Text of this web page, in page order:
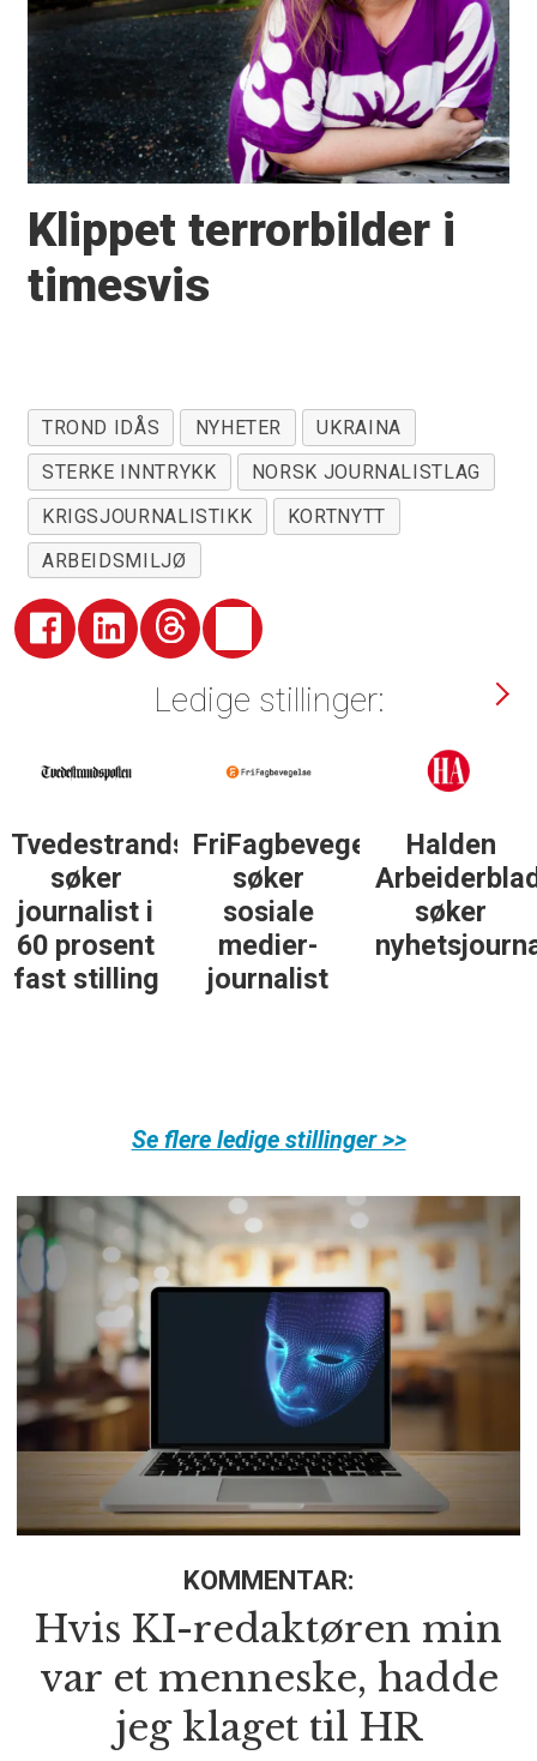
Klippet terrorbilder i
timesvis
TROND IDÅS NYHETER
UKRAINA
STERKE INNTRYKK
NORSK JOURNALISTLAG
KRIGSJOURNALISTIKK
KORTNYTT
ARBEIDSMILJØ
Ledige stillinger:
Tvedestrandsposten
søker
journalist i
60 prosent
fast stilling
FriFagbevegelse
søker
sosiale
medier-
journalist
Halden
søker
Se flere ledige stillinger >>
KOMMENTAR:
Hvis KI-redaktøren min
var et menneske, hadde
jeg klaget til HR